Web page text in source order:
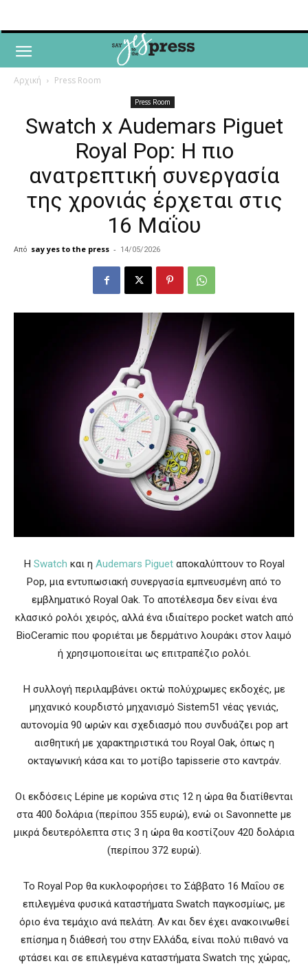
Αρχική Press Room
Press Room
Swatch x Audemars Piguet
Royal Pop: Η πιο
ανατρεπτική συνεργασία
της χρονιάς έρχεται στις
16 Μαΐου
Από say yes to the press - 14/05/2026
Η Swatch και η Audemars Piguetαποκαλύπτουν το Royal
Pop, μια εντυπωσιακή συνεργασία εμπνευσμένη από το
εμβληματικό Royal Oak. Το αποτέλεσμα δεν είναι ένα
κλασικό ρολόι χειρός, αλλά ένα ιδιαίτερο pocket watch από
BioCeramic που φοριέται με δερμάτινο λουράκι στον λαιμό
ή χρησιμοποιείται ως επιτραπέζιο ρολόι.
Η συλλογή περιλαμβάνει οκτώ πολύχρωμες εκδοχές, με
μηχανικό κουρδιστό μηχανισμό Sistem51 νέας γενιάς,
αυτονομία 90 ωρών και σχεδιασμό που συνδυάζει pop art
αισθητική με χαρακτηριστικά του Royal Oak, όπως η
οκταγωνική κάσα και το μοτίβο tapisserie στο καντράν.
Οι εκδόσεις Lépine με κορώνα στις 12 η ώρα θα διατίθενται
στα 400 δολάρια (περίπου 355 ευρώ), ενώ οι Savonnette με
μικρά δευτερόλεπτα στις 3 η ώρα θα κοστίζουν 420 δολάρια
(περίπου 372 ευρώ).
Το Royal Pop θα κυκλοφορήσει το Σάββατο 16 Μαΐου σε
επιλεγμένα φυσικά καταστήματα Swatch παγκοσμίως, με
όριο ένα τεμάχιο ανά πελάτη. Αν και δεν έχει ανακοινωθεί
επίσημα η διάθεσή του στην Ελλάδα, είναι πολύ πιθανό να
φτάσει και σε επιλεγμένα καταστήματα Swatch της χώρας,